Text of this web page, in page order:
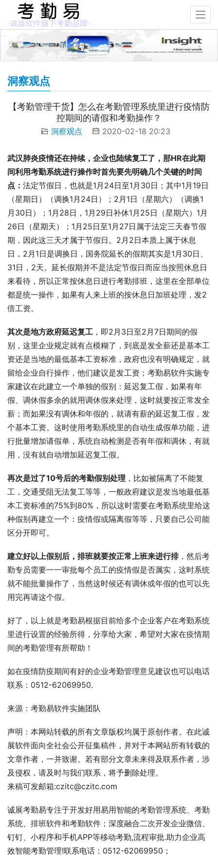
洞察观点
【考勤管理干货】怎么在考勤管理系统里进行疫情防
控期间的请假和考勤操作？
洞察观点 2020-02-18 20:23
武汉肺炎疫情还在持续，企业也陆续复工了，那HR在此期
间利用考勤系统进行操作时首先要先明确几个关键的时间
点： 法定节假日，也就是1月24日至1月30日；其中1月19日
（星期日）（调换1月24日）；2月1日（星期六）（调换1
月30日）；1月28日，1月29日补休1月25日（星期六）1月
26日（星期天）；1月25日至1月27日属于法定三天春节假
期，因此这三天才属于节假日。2月2日本质上属于休息
日，2月1日是调换日，国务院延长的假期其实是1月30日、
31日，2天。延长假期并不是法定节假日而应当按照休息日
来看待，所以正常按休息日进行考勤排班，这里在全部单位
都是统一操作，如果有人来上班的按休息日加班处理，发2
倍工资。
其次是地方政府延迟复工 ，即2月3日至2月7日期间的假
别，这里企业规定就有点模糊了，到底是发全薪还是基本工
资还是当地的最低基本工资标准，政府也没有明确规定，就
留给企业自行操作，他们建议是发工资；考勤易软件实施专
家建议在此建立一个单独的假别：延迟复工假，如果有年
假、调休假多余的就用调休假来处理，这时就要按正常发全
薪；而如果没有调休和年假的，就请有薪的延迟复工假，发
个基本工资。这时使用考勤系统里的自动生成假单功能，进
行批量增加请假单，系统自动检测是否有年假和调休，有就
用，没有就自动增加延迟复工假。
再次是过了10号后的考勤假别处理 ，比如被隔离了不能复
工，交通受阻无法复工等等，一般政府建议是发当地最低基
本工资标准的75%到80%，所以这时需要在考勤系统里给这
种假别再建立一个：疫情假或隔离假等等，只要自己公司能
区分开即可。
建立好以上假别后，排班就要按正常上班来进行排，然后考
勤专员需要一一审批每个员工的疫情假是否属实，这时系统
就不能批量操作了，当然这时候还有调休或年假的也可以先
用完再请这个假。
好了，以上就是考勤易根据目前给多个企业客户在考勤系统
里进行设置的经验所得，分享给大家，希望对大家在疫情期
间的考勤管理有所帮助！
如在疫情防疫期间有好的企业考勤管理意见建议也可以电话
联系：0512-62069950.
来源：考勤易软件实施团队
声明：本网站转载的所有文章版权均属于原创作者。在此诚
展软件面向全社会公开征集稿件，并对于本网站所有转载的
文章作者，一并致谢。若有部分文章未来得及联系作者，涉
及侵权，请及时与我们联系，将予删除处理。
来稿可发邮箱:czitc@czitc.com
诚展考勤易专注于开发好用易用智能的考勤管理系统、考勤
系统、排班软件和考勤软件；深度融合二次开发企业微信、
钉钉、小程序和手机APP等移动考勤,流程审批.助力企业高
效智能考勤管理!联系电话：0512-62069950；